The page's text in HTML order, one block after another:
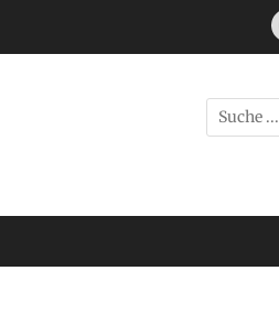
Suchen
nach: